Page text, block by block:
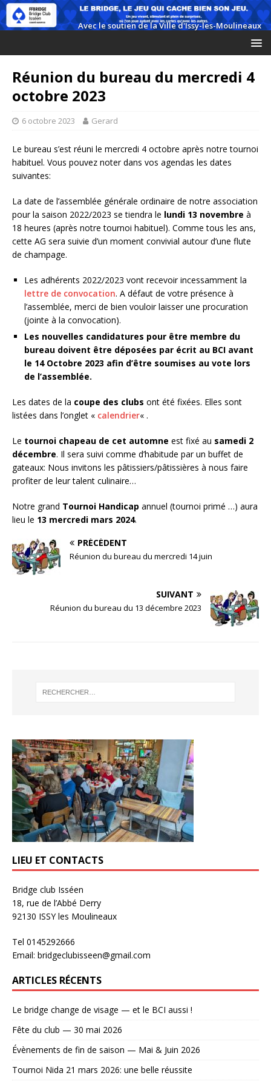
Réunion du bureau du mercredi 4
octobre 2023
6 octobre 2023 Gerard
Le bureau s’est réuni le mercredi 4 octobre après notre tournoi
habituel. Vous pouvez noter dans vos agendas les dates
suivantes:
La date de l’assemblée générale ordinaire de notre association
pour la saison 2022/2023 se tiendra le lundi 13 novembre à
18 heures (après notre tournoi habituel). Comme tous les ans,
cette AG sera suivie d’un moment convivial autour d’une flute
de champage.
Les adhérents 2022/2023 vont recevoir incessamment la
lettre de convocation. A défaut de votre présence à
l’assemblée, merci de bien vouloir laisser une procuration
(jointe à la convocation).
Les nouvelles candidatures pour être membre du
bureau doivent être déposées par écrit au BCI avant
le 14 Octobre 2023 afin d’être soumises au vote lors
de l’assemblée.
Les dates de la coupe des clubs ont été fixées. Elles sont
listées dans l’onglet « calendrier« .
Le tournoi chapeau de cet automne est fixé au samedi 2
décembre. Il sera suivi comme d’habitude par un buffet de
gateaux: Nous invitons les pâtissiers/pâtissières à nous faire
profiter de leur talent culinaire…
Notre grand Tournoi Handicap annuel (tournoi primé …) aura
lieu le 13 mercredi mars 2024.
PRÉCÉDENT
Réunion du bureau du mercredi 14 juin
SUIVANT
Réunion du bureau du 13 décembre 2023
LIEU ET CONTACTS
Bridge club Isséen
18, rue de l’Abbé Derry
92130 ISSY les Moulineaux
Tel 0145292666
Email: bridgeclubisseen@gmail.com
ARTICLES RÉCENTS
Le bridge change de visage — et le BCI aussi !
Fête du club — 30 mai 2026
Évènements de fin de saison — Mai & Juin 2026
Tournoi Nida 21 mars 2026: une belle réussite